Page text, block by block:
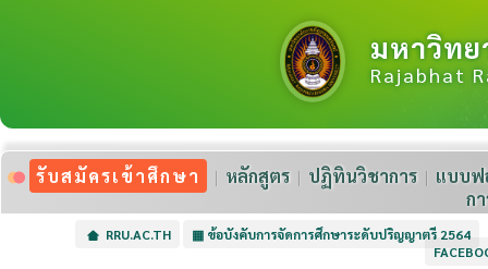
มหาวิท
Rajabhat
รับสมัครเข้าศึกษา หลักสูตร ปฏิทินวิชาการ
แบบฟ
ก
RRU.AC.TH ▦ ข้อบังคับการจัดการศึกษาระดับปริญญาตรี 2564